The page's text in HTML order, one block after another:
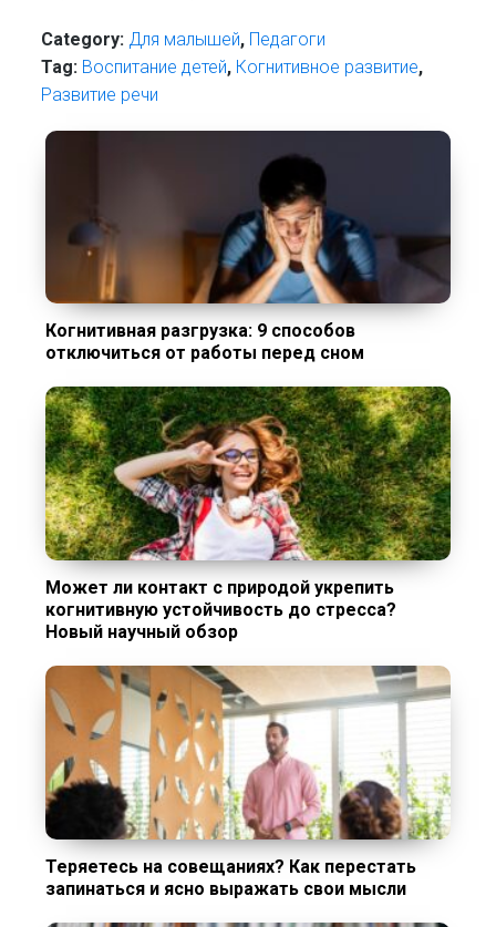
Category: Для малышей, Педагоги
Tag: Воспитание детей, Когнитивное развитие,
Развитие речи
Когнитивная разгрузка: 9 способов
отключиться от работы перед сном
Может ли контакт с природой укрепить
когнитивную устойчивость до стресса?
Новый научный обзор
Теряетесь на совещаниях? Как перестать
запинаться и ясно выражать свои мысли